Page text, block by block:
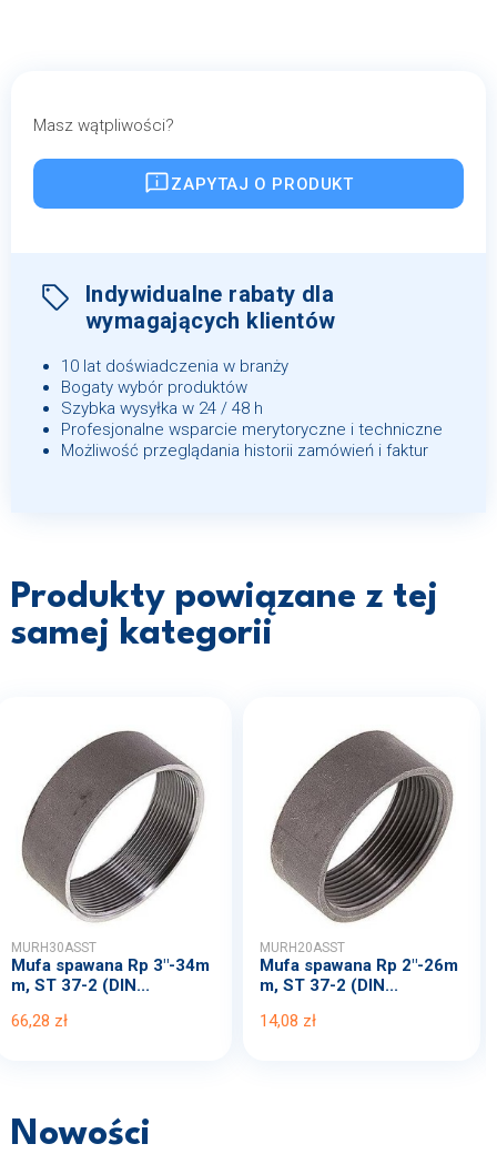
Masz wątpliwości?
ZAPYTAJ O PRODUKT
Indywidualne rabaty dla
wymagających klientów
10 lat doświadczenia w branży
Bogaty wybór produktów
Szybka wysyłka w 24 / 48 h
Profesjonalne wsparcie merytoryczne i techniczne
Możliwość przeglądania historii zamówień i faktur
Produkty powiązane z tej
samej kategorii
MURH30ASST
Mufa spawana Rp 3"-34m
m, ST 37-2 (DIN...
66,28 zł
MURH20ASST
Mufa spawana Rp 2"-26m
m, ST 37-2 (DIN...
14,08 zł
Nowości